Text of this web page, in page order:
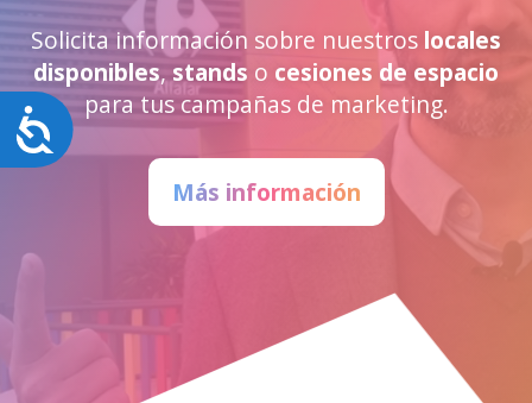
Accesibilidad
Solicita información sobre nuestros locales
disponibles, stands o cesiones de espacio
para tus campañas de marketing.
Más información